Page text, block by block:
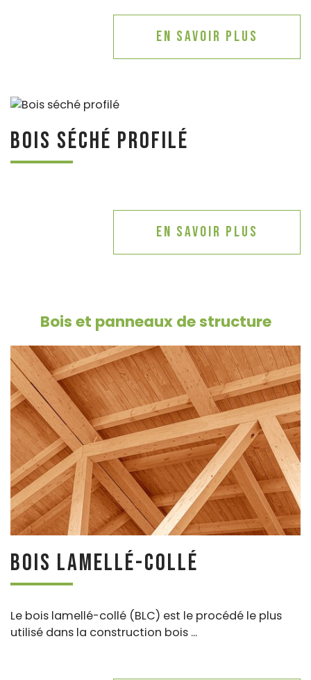
En savoir plus
Bois séché profilé
En savoir plus
Bois et panneaux de structure
Bois lamellé-collé
Le bois lamellé-collé (BLC) est le procédé le plus
utilisé dans la construction bois ...